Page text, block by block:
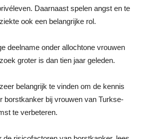
Daarnaast spelen angst en te
ook een belangrijke rol.
deelname onder allochtone vrouwen
groter is dan tien jaar geleden.
belangrijk te vinden om de kennis
borstkanker bij vrouwen van Turkse-
te verbeteren.